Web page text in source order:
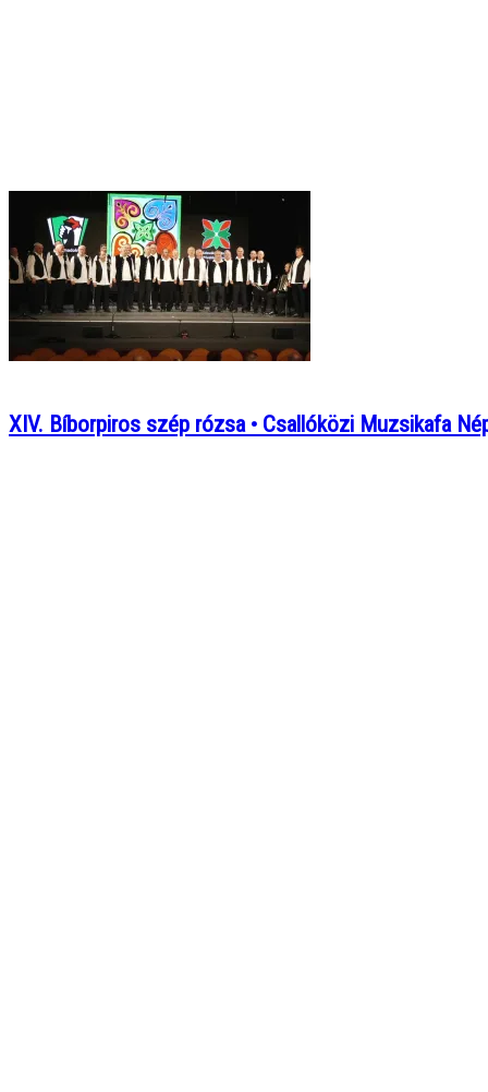
XIV. Bíborpiros szép rózsa • Csallóközi Muzsikafa